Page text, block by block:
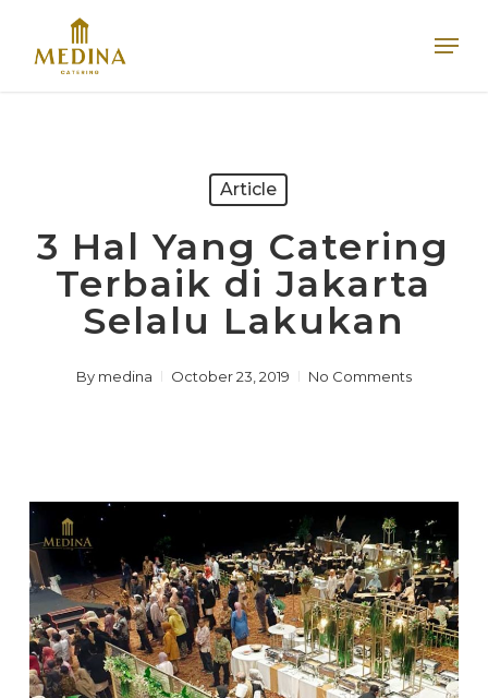
main
Article
3 Hal Yang Catering
Terbaik di Jakarta
Selalu Lakukan
By medina October 23, 2019 No Comments